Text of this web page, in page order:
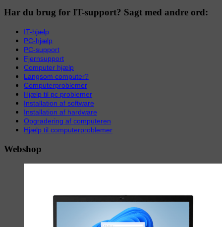
Har du brug for IT-support? Sagt med andre ord:
IT-hjælp
PC-hjælp
PC-support
Fjernsupport
Computer hjælp
Langsom computer?
Computerproblemer
Hjælp til pc problemer
Installation af software
Installation af hardware
Opgradering af computeren
Hjælp til computerproblemer
Webshop